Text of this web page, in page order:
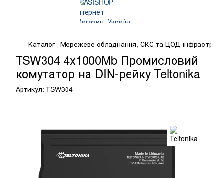
Каталог Мережеве обладнання, СКС та ЦОД
TSW304 4х1000Mb Промисловий
комутатор на DIN-рейку Teltonika
Артикул: TSW304